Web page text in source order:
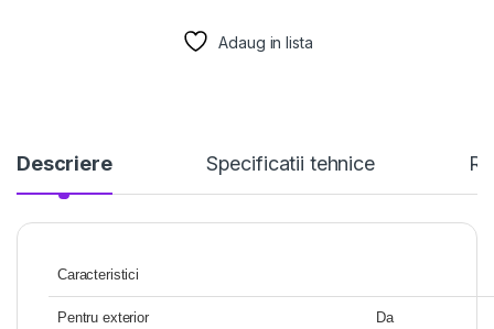
Adaug in lista
Descriere Specificatii tehnice
Caracteristici
Pentru exterior Da